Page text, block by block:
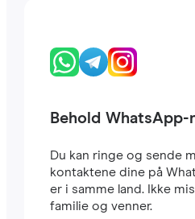
Behold
Du kan ringe og sende
kontaktene dine på
er i samme land. Ikke
familie og venner.